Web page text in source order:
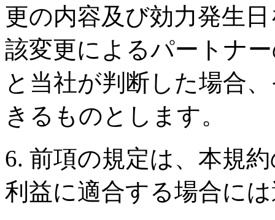
更の内容及び効力発生
該変更によるパートナ
と当社が判断した場合
きるものとします。
6. 前項の規定は、本規
利益に適合する場合に